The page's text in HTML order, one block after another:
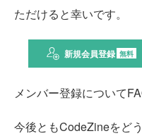
ただけると幸いです。
新規会員登録 無料
メンバー登録について
今後ともCodeZineをど